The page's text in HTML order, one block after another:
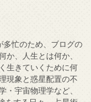
忙のため、ブログの
か、人生とは何か、
生きていくために何
現象と惑星配置の不
・宇宙物理学など、